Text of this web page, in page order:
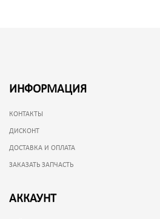
ИНФОРМАЦИЯ
КОНТАКТЫ
ДИСКОНТ
ДОСТАВКА И ОПЛАТА
ЗАКАЗАТЬ ЗАПЧАСТЬ
АККАУНТ